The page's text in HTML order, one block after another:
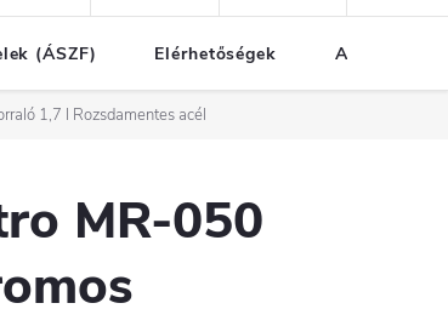
(ÁSZF) Elérhetőségek A vásárlás
1,7 l Rozsdamentes acél
MR-050